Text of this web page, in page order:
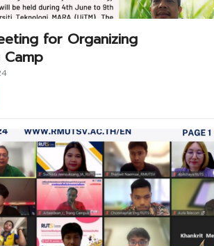
for Organizing